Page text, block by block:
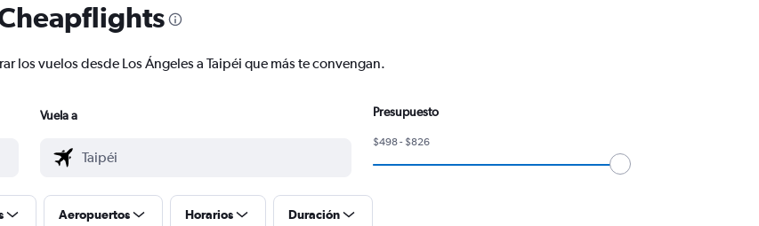
los vuelos desde Los Ángeles a Taipéi que más te convengan.
Vuela a Presupuesto
$498 - $826
Aeropuertos Horarios Duración